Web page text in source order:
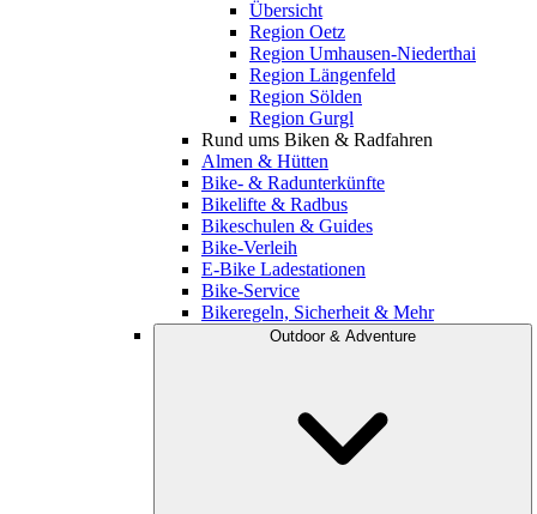
Übersicht
Region Oetz
Region Umhausen-Niederthai
Region Längenfeld
Region Sölden
Region Gurgl
Rund ums Biken & Radfahren
Almen & Hütten
Bike- & Radunterkünfte
Bikelifte & Radbus
Bikeschulen & Guides
Bike-Verleih
E-Bike Ladestationen
Bike-Service
Bikeregeln, Sicherheit & Mehr
Outdoor & Adventure